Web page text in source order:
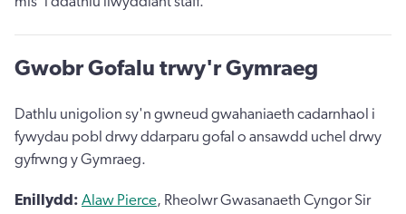
Gwobr Gofalu trwy'r Gymraeg
Dathlu unigolion sy'n gwneud gwahaniaeth cadarnhaol i
fywydau pobl drwy ddarparu gofal o ansawdd uchel drwy
gyfrwng y Gymraeg.
Enillydd: Alaw Pierce, Rheolwr Gwasanaeth Cyngor Sir